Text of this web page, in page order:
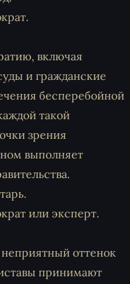
включая
и гражданские
бесперебойной
такой
зрения
выполняет
или эксперт.
неприятный оттенок
принимают